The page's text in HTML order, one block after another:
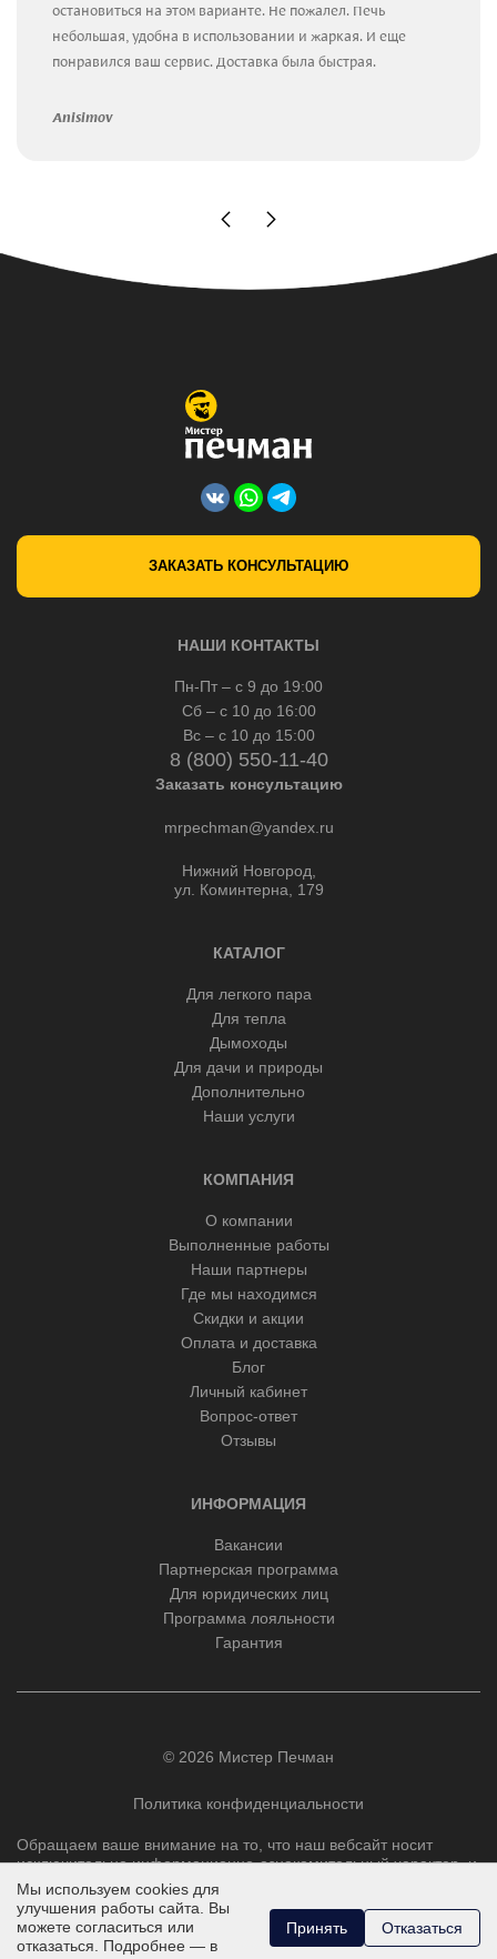
остановиться на этом варианте. Не пожалел. Печь
небольшая, удобна в использовании и жаркая. И еще
понравился ваш сервис. Доставка была быстрая.
Anisimov
ЗАКАЗАТЬ КОНСУЛЬТАЦИЮ
НАШИ КОНТАКТЫ
Пн-Пт – с 9 до 19:00
Сб – с 10 до 16:00
Вс – с 10 до 15:00
8 (800) 550-11-40
Заказать консультацию
mrpechman@yandex.ru
Нижний Новгород,
ул. Коминтерна, 179
КАТАЛОГ
Для легкого пара
Для тепла
Дымоходы
Для дачи и природы
Дополнительно
Наши услуги
КОМПАНИЯ
О компании
Выполненные работы
Наши партнеры
Где мы находимся
Скидки и акции
Оплата и доставка
Блог
Личный кабинет
Вопрос-ответ
Отзывы
ИНФОРМАЦИЯ
Вакансии
Партнерская программа
Для юридических лиц
Программа лояльности
Гарантия
© 2026 Мистер Печман
Политика конфиденциальности
Обращаем ваше внимание на то, что наш вебсайт носит
исключительно информационно-ознакомительный характер, и
ни при каких условиях не является публичной офертой,
определяемой положениями Статьи 437 Гражданского
кодекса РФ.
Мы используем cookies для
улучшения работы сайта. Вы
можете согласиться или
отказаться. Подробнее — в
Принять Отказаться